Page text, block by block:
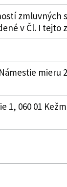
v Čl. I tejto
mieru
060 01